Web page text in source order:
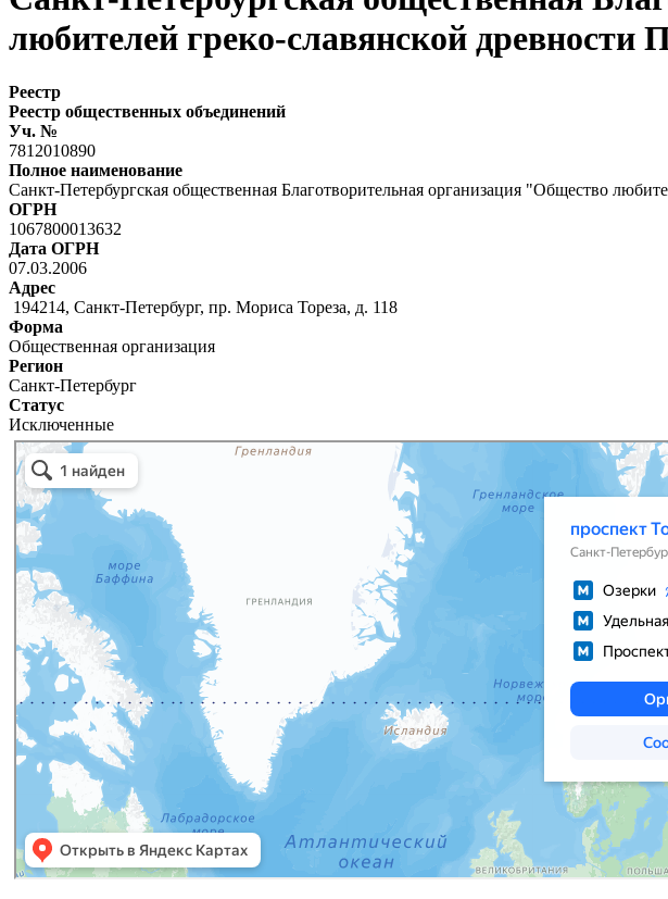
любителей греко-славянской
Реестр
Реестр общественных объединений
Уч. №
7812010890
Полное наименование
Санкт-Петербургская общественная Благотворительная организация "Общество
ОГРН
1067800013632
Дата ОГРН
07.03.2006
Адрес
194214, Санкт-Петербург, пр. Мориса Тореза, д. 118
Форма
Общественная организация
Регион
Санкт-Петербург
Статус
Исключенные